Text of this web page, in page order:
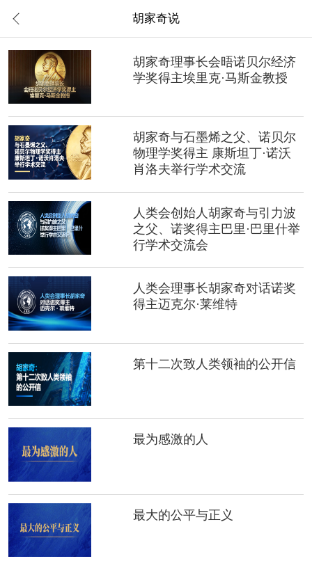
胡家奇说
胡家奇理事长会晤诺贝尔经济
学奖得主埃里克·马斯金教授
胡家奇与石墨烯之父、诺贝尔
物理学奖得主 康斯坦丁·诺沃
肖洛夫举行学术交流
人类会创始人胡家奇与引力波
之父、诺奖得主巴里·巴里什举
行学术交流会
人类会理事长胡家奇对话诺奖
得主迈克尔·莱维特
第十二次致人类领袖的公开信
最为感激的人
最大的公平与正义